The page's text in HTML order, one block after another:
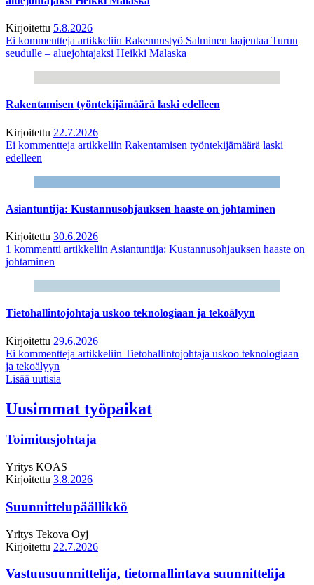
Kirjoitettu 5.8.2026
Ei kommentteja artikkeliin Rakennustyö Salminen laajentaa Turun
seudulle – aluejohtajaksi Heikki Malaska
Rakentamisen työntekijämäärä laski edelleen
Kirjoitettu 22.7.2026
Ei kommentteja artikkeliin Rakentamisen työntekijämäärä laski
edelleen
Asiantuntija: Kustannusohjauksen haaste on johtaminen
Kirjoitettu 30.6.2026
1 kommentti artikkeliin Asiantuntija: Kustannusohjauksen haaste on
johtaminen
Tietohallintojohtaja uskoo teknologiaan ja tekoälyyn
Kirjoitettu 29.6.2026
Ei kommentteja artikkeliin Tietohallintojohtaja uskoo teknologiaan
ja tekoälyyn
Lisää uutisia
Uusimmat työpaikat
Toimitusjohtaja
Yritys KOAS
Kirjoitettu 3.8.2026
Suunnittelupäällikkö
Yritys Tekova Oyj
Kirjoitettu 22.7.2026
Vastuusuunnittelija, tietomallintava suunnittelija